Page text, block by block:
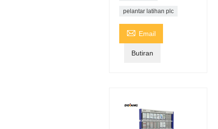
pelantar latihan plc
 Email
Butiran